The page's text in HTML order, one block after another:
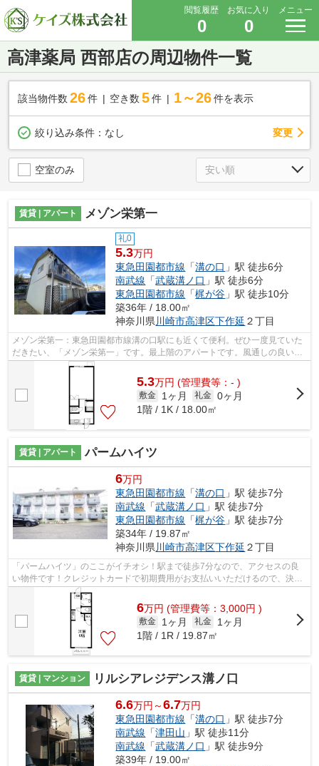
閲覧履歴
0
お気に入り
0
メニュー
高津薬局 西部店の周辺物件一覧
該当物件数 26件 空き数 5 件 1～26 件を表示
絞り込み条件： なし 変更
空室のみ
賃貸 | アパート メゾン栄第一
礼0
5.3万円
東急田園都市線 「溝の口 」駅 徒歩6分
南武線 「武蔵溝ノ口 」駅 徒歩6分
東急田園都市線 「梶が谷 」駅 徒歩10分
築36年 / 18.00㎡
神奈川県川崎市高津区下作延 ２丁目
メゾン栄第一：東急田園都市線溝の口駅にも近くて便利。ぜひ一度見ていた
だきたい、「メゾン栄第一」です。最上階のアパートです。風通しの良いア
パートは利便性が高く好条件です。東...
5.3万円 (管理費等：- )
敷金 1ヶ月 礼金 0ヶ月
1階 / 1K / 18.00㎡
賃貸 | アパート パームハイツ
6万円
東急田園都市線 「溝の口 」駅 徒歩7分
南武線 「武蔵溝ノ口 」駅 徒歩7分
東急田園都市線 「梶が谷 」駅 徒歩7分
築34年 / 19.87㎡
神奈川県 川崎市高津区下作延 ２丁目
「パームハイツ」のここがイチオシ！駅まで徒歩7分なので、アクセスの良
い物件です！クレジットカードで初期費用がお支払いいただけるので、決済
の手間が軽減できます！忙しいあなたの...
6万円 (管理費等：3,000円 )
敷金 1ヶ月 礼金
1ヶ月
1階 / 1R / 19.87㎡
賃貸 | マンション リルシアレジデンス溝ノ口
6.6万円～6.7万円
東急田園都市線 「溝の口 」駅 徒歩7分
南武線 「津田山 」駅 徒歩11分
南武線 「武蔵溝ノ口 」駅 徒歩9分
築39年 / 19.00㎡